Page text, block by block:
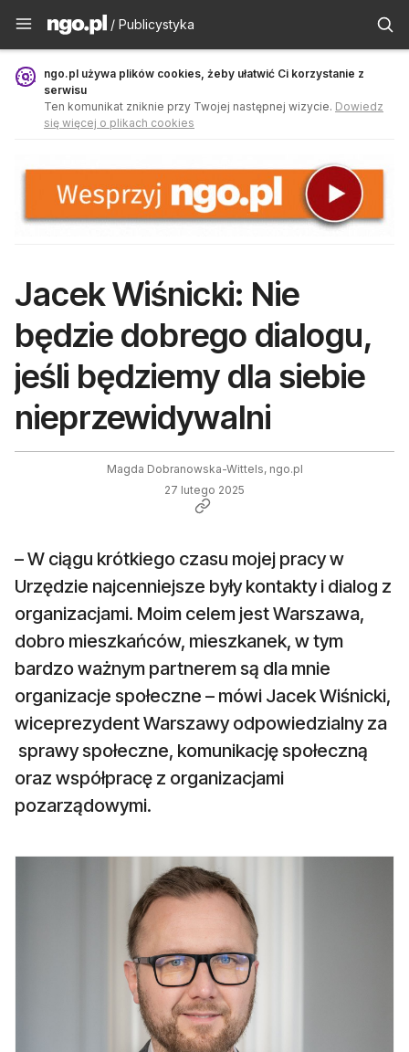
Publicystyka - ngo.pl
/ Publicystyka
ngo.pl używa plików cookies, żeby ułatwić Ci korzystanie z
serwisu
Ten komunikat zniknie przy Twojej następnej wizycie. Dowiedz
się więcej o plikach cookies
Jacek Wiśnicki: Nie
będzie dobrego dialogu,
jeśli będziemy dla siebie
nieprzewidywalni
Magda Dobranowska-Wittels, ngo.pl
27 lutego 2025
– W ciągu krótkiego czasu mojej pracy w
Urzędzie najcenniejsze były kontakty i dialog z
organizacjami. Moim celem jest Warszawa,
dobro mieszkańców, mieszkanek, w tym
bardzo ważnym partnerem są dla mnie
organizacje społeczne – mówi Jacek Wiśnicki,
wiceprezydent Warszawy odpowiedzialny za
sprawy społeczne, komunikację społeczną
oraz współpracę z organizacjami
pozarządowymi.